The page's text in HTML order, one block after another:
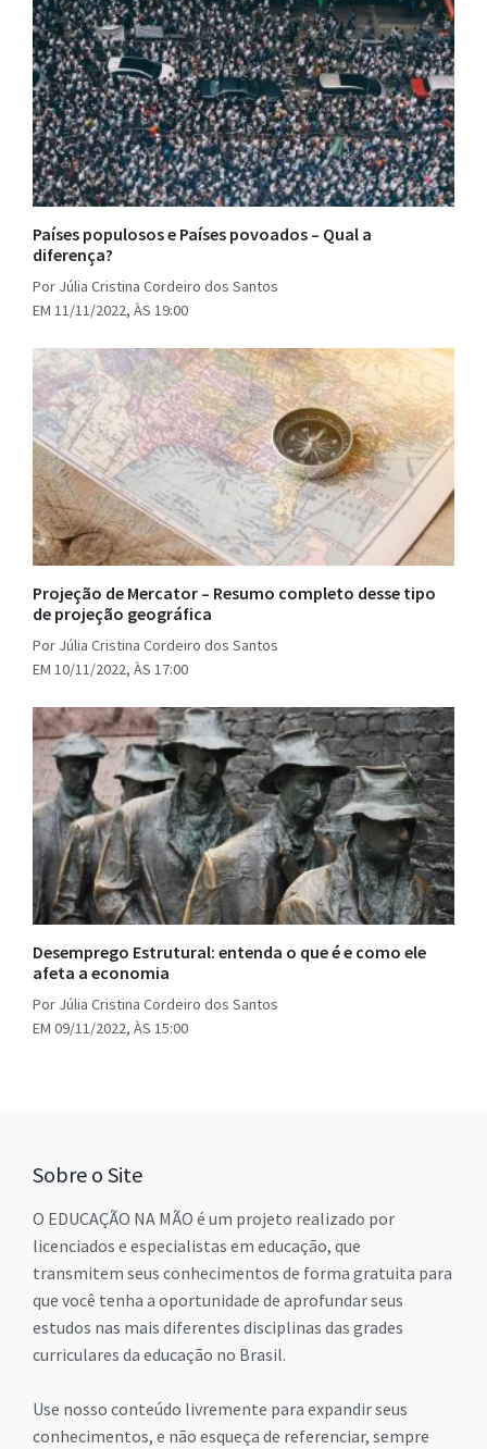
Países populosos e Países povoados – Qual a
diferença?
Por Júlia Cristina Cordeiro dos Santos
EM 11/11/2022, ÀS 19:00
Projeção de Mercator – Resumo completo desse tipo
de projeção geográfica
Por Júlia Cristina Cordeiro dos Santos
EM 10/11/2022, ÀS 17:00
Desemprego Estrutural: entenda o que é e como ele
afeta a economia
Por Júlia Cristina Cordeiro dos Santos
EM 09/11/2022, ÀS 15:00
Sobre o Site
O EDUCAÇÃO NA MÃO é um projeto realizado por
licenciados e especialistas em educação, que
transmitem seus conhecimentos de forma gratuita para
que você tenha a oportunidade de aprofundar seus
estudos nas mais diferentes disciplinas das grades
curriculares da educação no Brasil.
Use nosso conteúdo livremente para expandir seus
conhecimentos, e não esqueça de referenciar, sempre